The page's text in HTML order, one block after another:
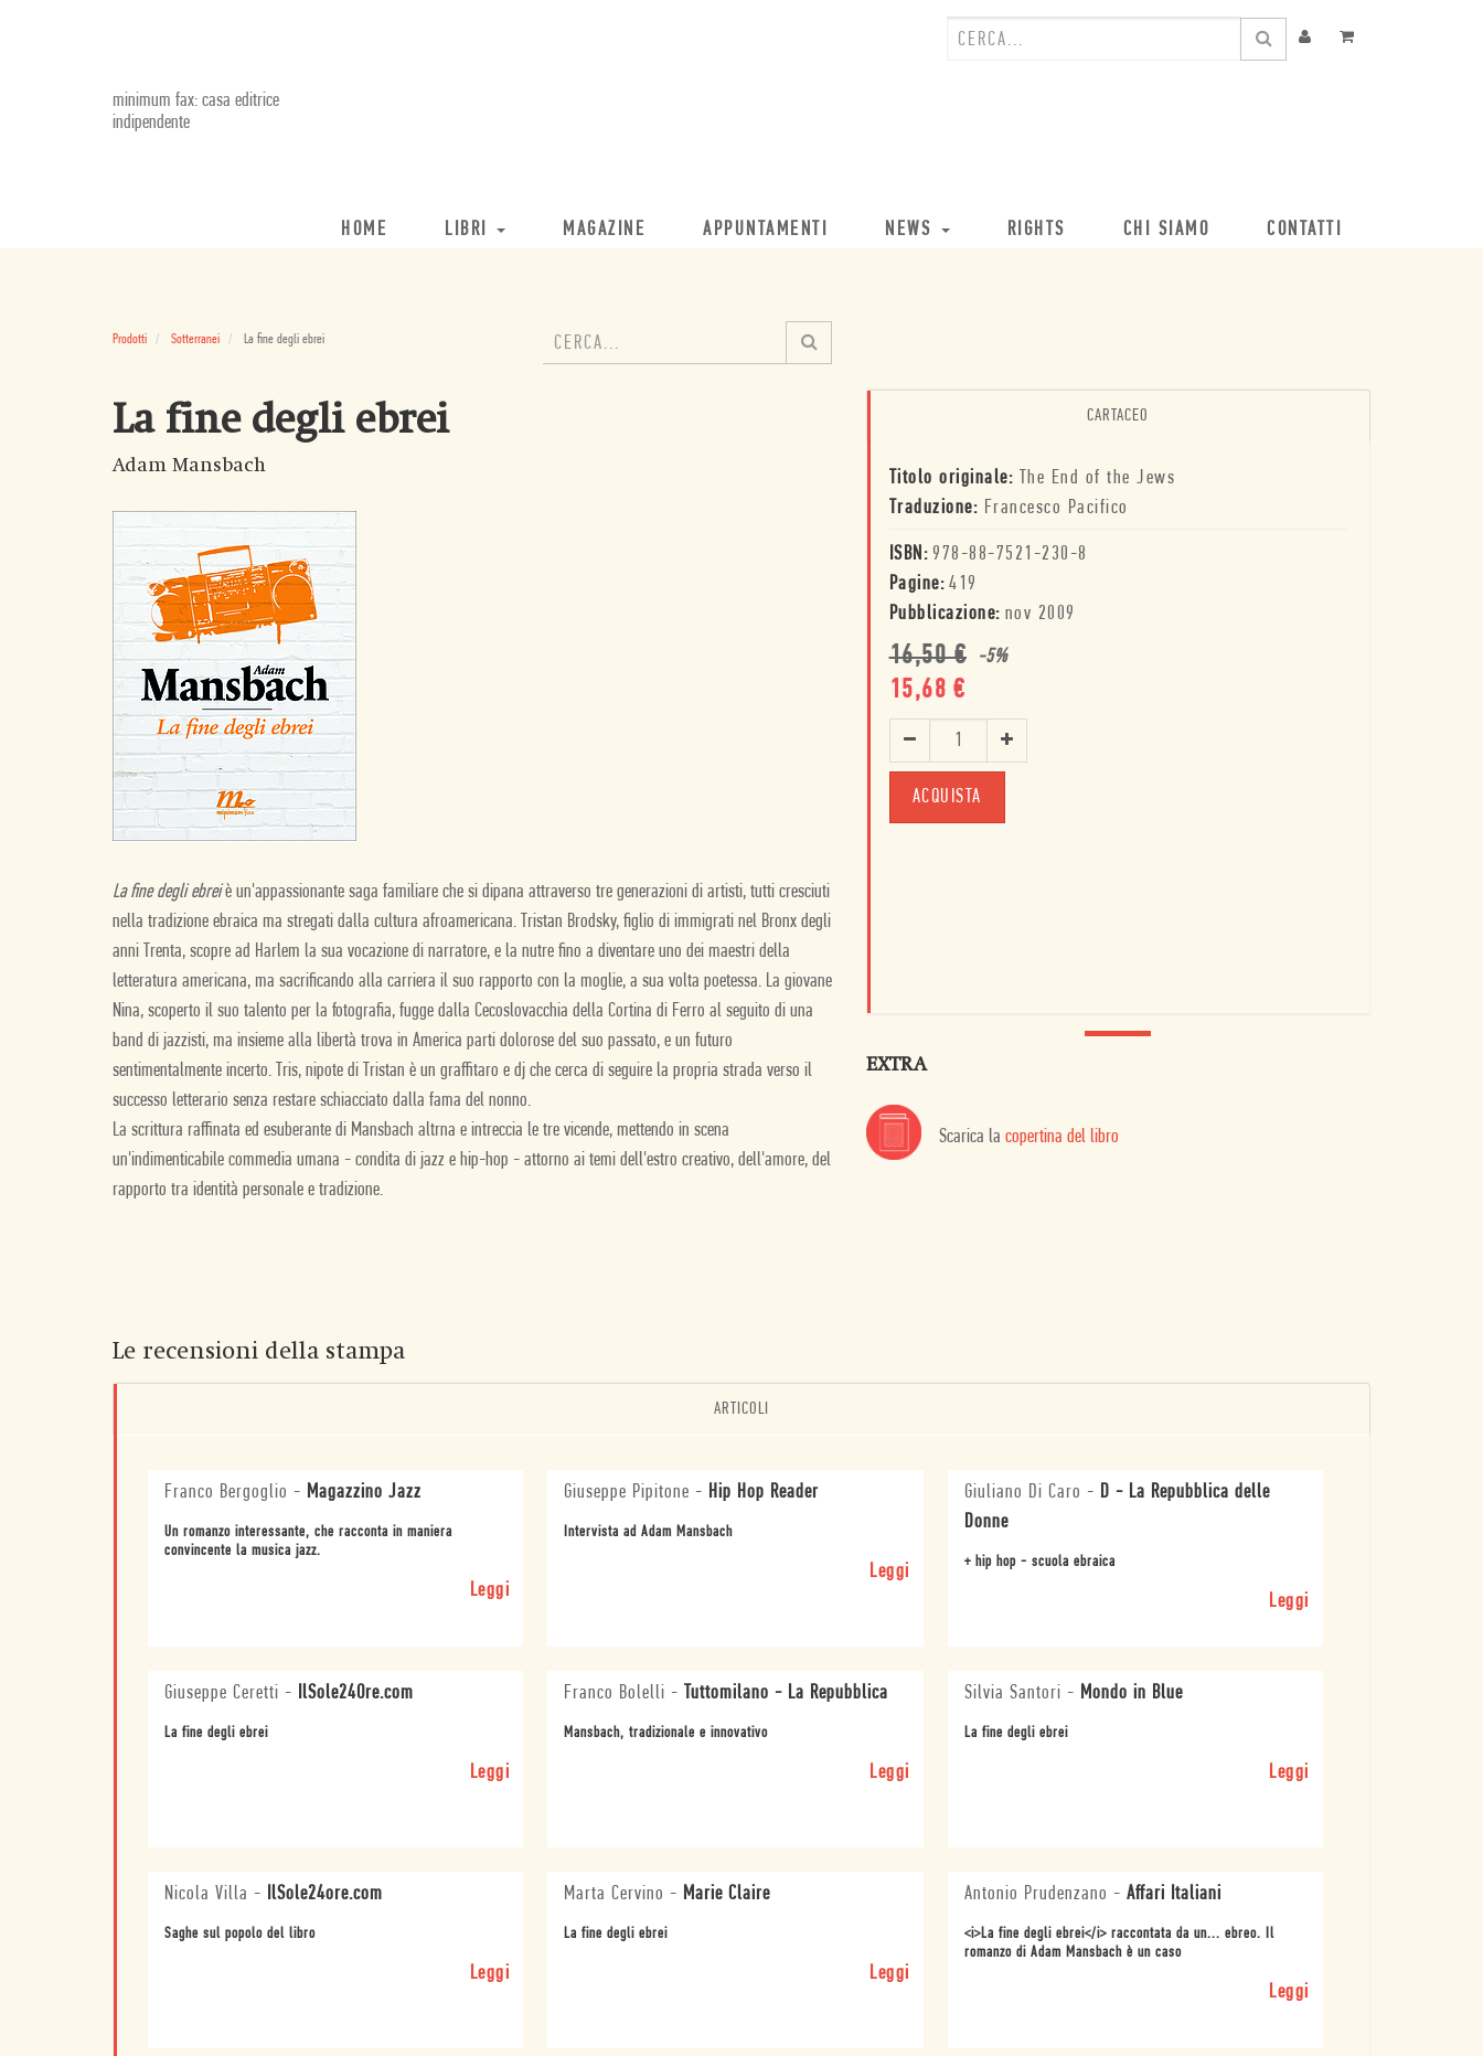
minimum fax: casa editrice
indipendente
HOME LIBRI MAGAZINE APPUNTAMENTI NEWS RIGHTS CHI SIAMO CONTATTI
Prodotti Sotterranei La fine degli ebrei
La fine degli ebrei
Adam Mansbach
La fine degli ebreiè un'appassionante saga familiare che si dipana attraverso tre generazioni di artisti, tutti cresciuti
nella tradizione ebraica ma stregati dalla cultura afroamericana. Tristan Brodsky, figlio di immigrati nel Bronx degli
anni Trenta, scopre ad Harlem la sua vocazione di narratore, e la nutre fino a diventare uno dei maestri della
letteratura americana, ma sacrificando alla carriera il suo rapporto con la moglie, a sua volta poetessa. La giovane
Nina, scoperto il suo talento per la fotografia, fugge dalla Cecoslovacchia della Cortina di Ferro al seguito di una
band di jazzisti, ma insieme alla libertà trova in America parti dolorose del suo passato, e un futuro
sentimentalmente incerto. Tris, nipote di Tristan è un graffitaro e dj che cerca di seguire la propria strada verso il
successo letterario senza restare schiacciato dalla fama del nonno.
La scrittura raffinata ed esuberante di Mansbach altrna e intreccia le tre vicende, mettendo in scena
un'indimenticabile commedia umana - condita di jazz e hip-hop - attorno ai temi dell'estro creativo, dell'amore, del
rapporto tra identità personale e tradizione.
CARTACEO
Titolo originale: The End of the Jews
Traduzione: Francesco Pacifico
ISBN: 978-88-7521-230-8
Pagine: 419
Pubblicazione: nov 2009
16,50€ -5%
15,68 €
ACQUISTA
EXTRA
Scarica la copertina del libro
Le recensioni della stampa
ARTICOLI
Franco Bergoglio - Magazzino Jazz
Un romanzo interessante, che racconta in maniera
convincente la musica jazz.
Leggi
Giuseppe Pipitone - Hip Hop Reader
Intervista ad Adam Mansbach
Leggi
Giuliano Di Caro - D - La Repubblica delle
Donne
+ hip hop - scuola ebraica
Leggi
Giuseppe Ceretti - IlSole24Ore.com
La fine degli ebrei
Leggi
Franco Bolelli - Tuttomilano - La Repubblica
Mansbach, tradizionale e innovativo
Leggi
Silvia Santori - Mondo in Blue
La fine degli ebrei
Leggi
Nicola Villa - IlSole24ore.com
Saghe sul popolo del libro
Leggi
Marta Cervino - Marie Claire
La fine degli ebrei
Leggi
Antonio Prudenzano - Affari Italiani
<i>La fine degli ebrei</i> raccontata da un... ebreo. Il
romanzo di Adam Mansbach è un caso
Leggi